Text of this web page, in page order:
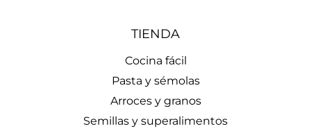
TIENDA
Cocina fácil
Pasta y sémolas
Arroces y granos
Semillas y superalimentos